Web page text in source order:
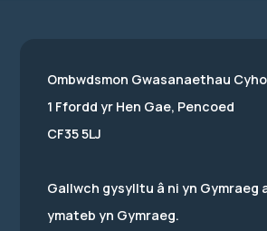
Ombwdsmon Gwasanaethau
1 Ffordd yr Hen Gae, Pencoed
CF35 5LJ
Gallwch gysylltu â ni yn Gymraeg
ymateb yn Gymraeg.